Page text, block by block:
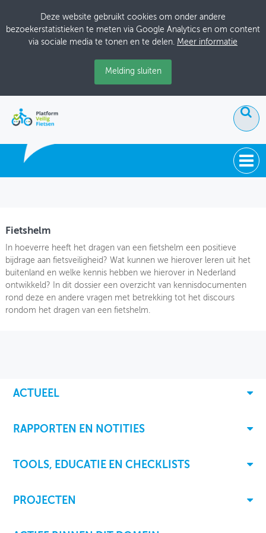
Deze website gebruikt cookies om onder andere
bezoekerstatistieken te meten via Google Analytics en om content
via sociale media te tonen en te delen. Meer informatie
Melding sluiten
ONTWERPERSCAFÉ
INLOGGEN
Fietshelm
In hoeverre heeft het dragen van een fietshelm een positieve
bijdrage aan fietsveiligheid? Wat kunnen we hierover leren uit het
buitenland en welke kennis hebben we hierover in Nederland
ontwikkeld? In dit dossier een overzicht van kennisdocumenten
rond deze en andere vragen met betrekking tot het discours
rondom het dragen van een fietshelm.
ACTUEEL
RAPPORTEN EN NOTITIES
TOOLS, EDUCATIE EN CHECKLISTS
PROJECTEN